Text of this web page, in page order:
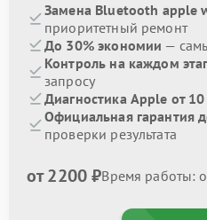
Замена Bluetooth apple
приоритетный ремонт
До 30% экономии —
Контроль на каждом
запросу
Диагностика Apple от
Официальная гарантия
проверки результата
от 2200 ₽Время работы: